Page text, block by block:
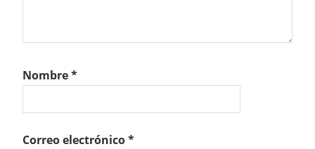
Nombre*
Correo electrónico*